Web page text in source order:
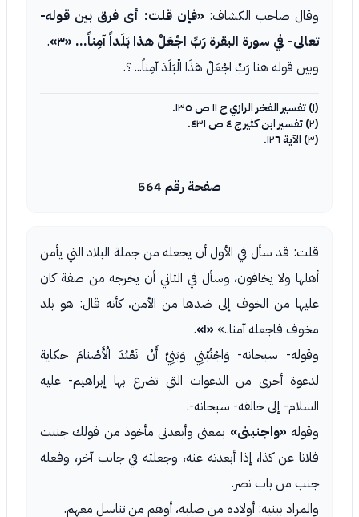
وقال صاحب الكشاف: «فإن قلت: أى فرق بين قوله-
تعالى- في سورة البقرة رَبِّ اجْعَلْ هذا بَلَداً آمِناً... «٣»
.
وبين قوله هنا رَبِّ اجْعَلْ هَذَا الْبَلَدَ آمِناً... ؟.
(١) تفسير الفخر الرازي ج ١١ ص ١٣٥.
(٢) تفسير ابن كثير ج ٤ ص ٤٣١.
(٣) الآية ١٢٦.
صفحة رقم 564
قلت: قد سأل في الأول أن يجعله من جملة البلاد التي يأمن
أهلها ولا يخافون، وسأل في الثاني أن يخرجه من صفة كان
عليها من الخوف إلى ضدها من الأمن، كأنه قال: هو بلد
مخوف فاجعله آمنا..» «١» .
وقوله- سبحانه- وَاجْنُبْنِي وَبَنِيَّ أَنْ نَعْبُدَ الْأَصْنامَ حكاية
لدعوة أخرى من الدعوات التي تضرع بها إبراهيم- عليه
السلام- إلى خالقه- سبحانه-.
وقوله «واجنبنى» بمعنى وأبعدنى مأخوذ من قولك جنبت
فلانا عن كذا، إذا أبعدته عنه، وجعلته في جانب آخر، وفعله
جنب من باب نصر.
والمراد ببنيه: أولاده من صلبه، أوهم من تناسل معهم.